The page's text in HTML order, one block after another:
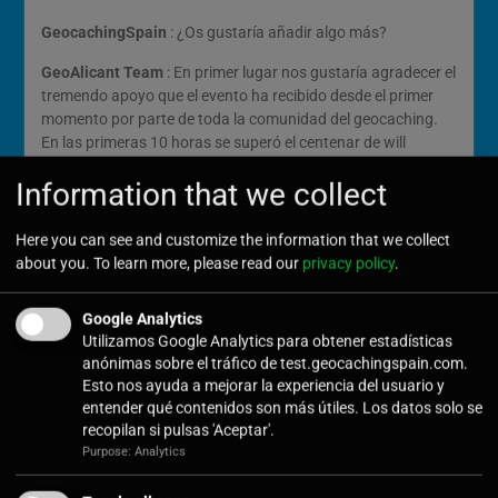
GeocachingSpain : ¿Os gustaría añadir algo más?
GeoAlicant Team : En primer lugar nos gustaría agradecer el
tremendo apoyo que el evento ha recibido desde el primer
momento por parte de toda la comunidad del geocaching.
En las primeras 10 horas se superó el centenar de will
promocionarlo en otras comunidades autónomas. Esa
trabajar a tope para ofrecer una grandísima experiencia a
todos nuestros amigos. ¡Millones de gracias a todos!
En segundo lugar queremos invitar a todos los geocachers
que hayan leído hasta aquí a venir a disfrutar de
“GEOALICANTE 2019” (GC7R143) con nosotros. No importa
tu experiencia en el mundo del geocaching. Dan igual 10 que
100.000 cachés encontrados. No importa que nunca hayas
acudido a un evento o en cambio hayas asistido a varios
GIGAs. No importa que no conozcas aún a ningún
geocacher o que estés rodeado de amigos en cada
Information that we collect
Here you can see and customize the information that we collect
about you. To learn more, please read our privacy policy.
Google Analytics
Utilizamos Google Analytics para obtener estadísticas
anónimas sobre el tráfico de test.geocachingspain.com.
Esto nos ayuda a mejorar la experiencia del usuario y
entender qué contenidos son más útiles. Los datos solo se
recopilan si pulsas 'Aceptar'.
Purpose: Analytics